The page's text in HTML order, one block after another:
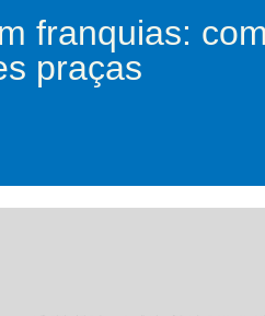
franquias:
praças